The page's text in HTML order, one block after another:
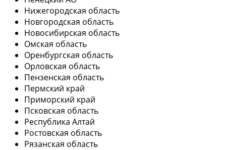
Нижегородская область
Новгородская область
Новосибирская область
Омская область
Оренбургская область
Орловская область
Пензенская область
Пермский край
Приморский край
Псковская область
Республика Алтай
Ростовская область
Рязанская область